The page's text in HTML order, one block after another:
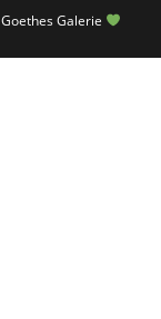
Goethes Galerie